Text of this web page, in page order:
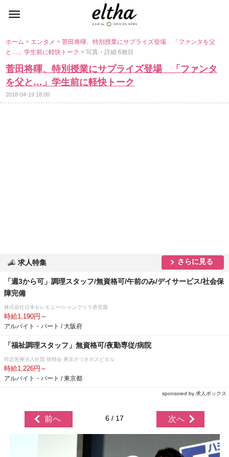
ホーム> エンタメ>菅田将暉、特別授業にサプライズ登場 「ファンタを父
と…」学生前に軽快トーク> 写真・詳細 6枚目
菅田将暉、特別授業にサプライズ登場 「ファンタ
を父と…」学生前に軽快トーク
2018-04-19 18:00
求人特集 さらに見る
「週3から可」調理スタッフ/無資格可/午前のみ/デイサービス/社会保
障完備
株式会社日本セレモニー/シャングリラ香里園
時給1,190円～
アルバイト・パート / 大阪府
「福祉調理スタッフ」無資格可/夜勤専従/病院
特定医療法人社団 研精会 東京さつきホスピタル
時給1,226円～
アルバイト・パート / 東京都
sponsored by 求人ボックス
前へ 6 / 17 次へ